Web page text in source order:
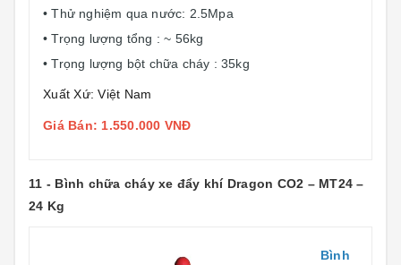
• Thử nghiệm qua nước: 2.5Mpa
• Trọng lượng tổng : ~ 56kg
• Trọng lượng bột chữa cháy : 35kg
Xuất Xứ: Việt Nam
Giá Bán: 1.550.000 VNĐ
11 - Bình chữa cháy xe đẩy khí Dragon CO2 – MT24 –
24 Kg
Bình